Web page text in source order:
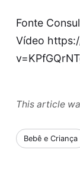
Fonte
Vídeo
This article
Bebê e Criança